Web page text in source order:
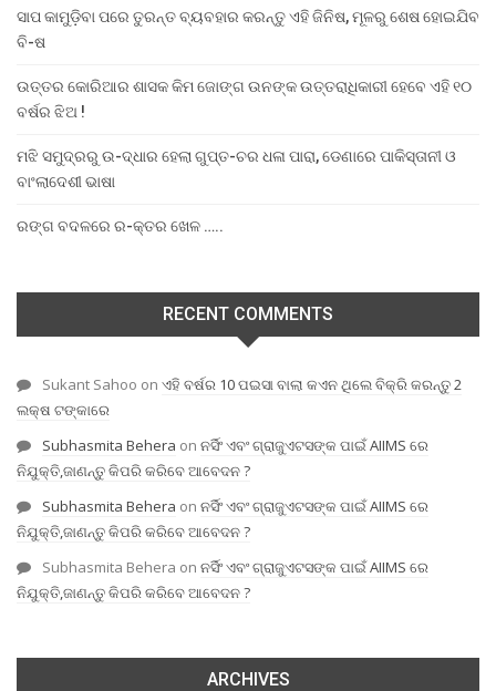
ସାପ କାମୁଡ଼ିବା ପରେ ତୁରନ୍ତ ବ୍ୟବହାର କରନ୍ତୁ ଏହି ଜିନିଷ, ମୂଳରୁ ଶେଷ ହୋଇଯିବ
ବି-ଷ
ଉତ୍ତର କୋରିଆର ଶାସକ କିମ ଜୋଙ୍ଗ ଉନଙ୍କ ଉତ୍ତରାଧିକାରୀ ହେବେ ଏହି ୧୦
ବର୍ଷର ଝିଅ !
ମଝି ସମୁଦ୍ରରୁ ଉ-ଦ୍ଧାର ହେଲା ଗୁପ୍ତ-ଚର ଧଳା ପାରା, ଡେଣାରେ ପାକିସ୍ତାନୀ ଓ
ବାଂଲାଦେଶୀ ଭାଷା
ରଙ୍ଗ ବଦଳରେ ର-କ୍ତର ଖେଳ …..
RECENT COMMENTS
Sukant Sahoo on ଏହି ବର୍ଷର 10 ପଇସା ବାଲା କଏନ ଥିଲେ ବିକ୍ରି କରନ୍ତୁ 2
ଲକ୍ଷ ଟଙ୍କାରେ
Subhasmita Behera on ନର୍ସିଂ ଏବଂ ଗ୍ରାଜୁଏଟସଙ୍କ ପାଇଁ AIIMS ରେ
ନିଯୁକ୍ତି,ଜାଣନ୍ତୁ କିପରି କରିବେ ଆବେଦନ ?
Subhasmita Behera on ନର୍ସିଂ ଏବଂ ଗ୍ରାଜୁଏଟସଙ୍କ ପାଇଁ AIIMS ରେ
ନିଯୁକ୍ତି,ଜାଣନ୍ତୁ କିପରି କରିବେ ଆବେଦନ ?
Subhasmita Behera on ନର୍ସିଂ ଏବଂ ଗ୍ରାଜୁଏଟସଙ୍କ ପାଇଁ AIIMS ରେ
ନିଯୁକ୍ତି,ଜାଣନ୍ତୁ କିପରି କରିବେ ଆବେଦନ ?
ARCHIVES